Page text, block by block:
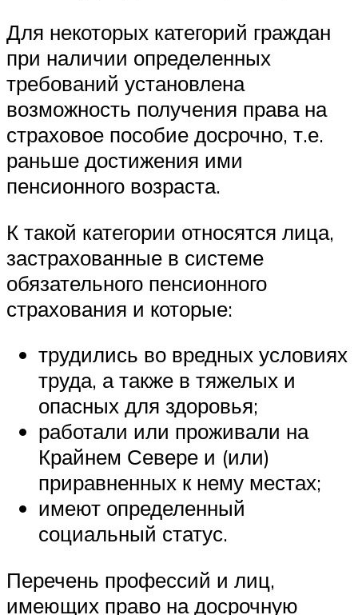
Для некоторых категорий граждан
при наличии определенных
требований установлена
возможность получения права на
страховое пособие досрочно, т.е.
раньше достижения ими
пенсионного возраста.
К такой категории относятся лица,
застрахованные в системе
обязательного пенсионного
страхования и которые:
трудились во вредных условиях
труда, а также в тяжелых и
опасных для здоровья;
работали или проживали на
Крайнем Севере и (или)
приравненных к нему местах;
имеют определенный
социальный статус.
Перечень профессий и лиц,
имеющих право на досрочную